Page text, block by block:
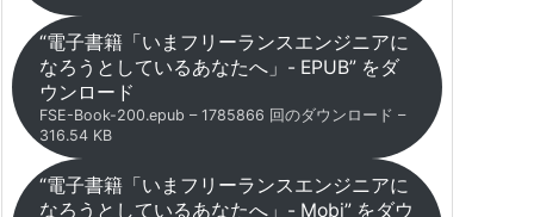
“電子書籍「いまフリーランスエンジニアに
なろうとしているあなたへ」- EPUB” をダ
ウンロード
FSE-Book-200.epub – 1785866 回のダウンロード –
316.54 KB
“電子書籍「いまフリーランスエンジニアに
なろうとしているあなたへ」- Mobi” をダウ